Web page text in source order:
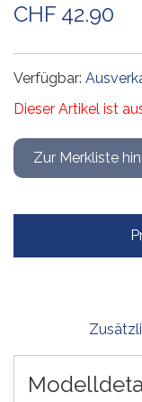
CHF 42.90
Verfügbar:
Dieser Artikel ist